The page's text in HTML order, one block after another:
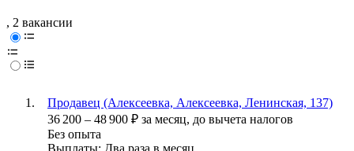
, 2 вакансии
Продавец (Алексеевка, Алексеевка, Ленинская, 137)
36 200 – 48 900 ₽ за месяц, до вычета налогов
Без опыта